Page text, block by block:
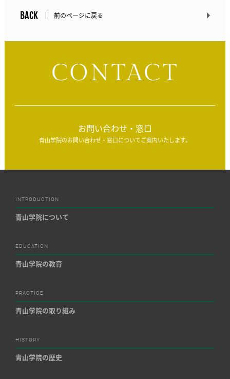
BACK 前のページに戻る
CONTACT
お問い合わせ・窓口
青山学院のお問い合わせ・窓口についてご案内いたします。
INTRODUCTION
青山学院について
EDUCATION
青山学院の教育
PRACTICE
青山学院の取り組み
HISTORY
青山学院の歴史